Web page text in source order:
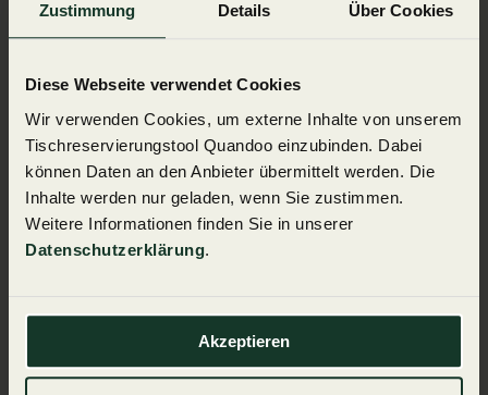
Zustimmung Details Über Cookies
Diese Webseite verwendet Cookies
Wir verwenden Cookies, um externe Inhalte von unserem
Tischreservierungstool Quandoo einzubinden. Dabei
können Daten an den Anbieter übermittelt werden. Die
Inhalte werden nur geladen, wenn Sie zustimmen.
Weitere Informationen finden Sie in unserer
Datenschutzerklärung.
Akzeptieren
FREITAG
Tagessuppe 13,90
Gebackener Kabeljaumit Erdäpfelsalat
ÖFFNUNGSZEITEN
Cookies akzeptieren